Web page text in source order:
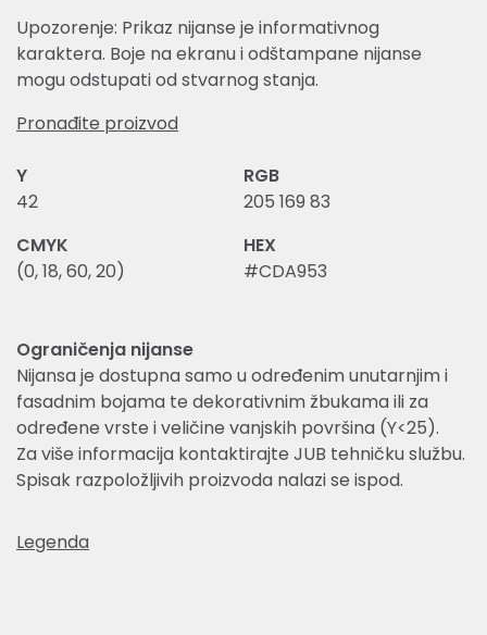
Upozorenje: Prikaz nijanse je informativnog
karaktera. Boje na ekranu i odštampane nijanse
mogu odstupati od stvarnog stanja.
Pronađite proizvod
Y
42
RGB
205 169 83
CMYK
(0, 18, 60, 20)
HEX
#CDA953
Ograničenja nijanse
Nijansa je dostupna samo u određenim unutarnjim i
fasadnim bojama te dekorativnim žbukama ili za
određene vrste i veličine vanjskih površina (Y<25).
Za više informacija kontaktirajte JUB tehničku službu.
Spisak razpoložljivih proizvoda nalazi se ispod.
Legenda